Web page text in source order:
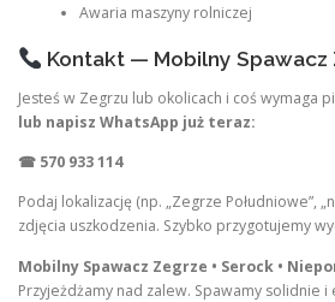
Awaria maszyny rolniczej
Kontakt — Mobilny Spawacz
Jesteś w Zegrzu lub okolicach i coś wymaga
lub napisz WhatsApp już teraz:
☎ 570 933 114
Podaj lokalizację (np. „Zegrze Południowe”,
zdjęcia uszkodzenia. Szybko przygotujemy
Mobilny Spawacz Zegrze • Serock •
Przyjeżdżamy nad zalew. Spawamy solidnie